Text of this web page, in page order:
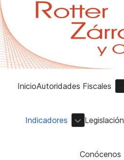
InicioAutoridades Fiscales
Indicadores Legislación
Conócenos